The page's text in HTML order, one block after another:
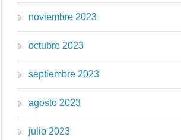
noviembre 2023
octubre 2023
septiembre 2023
agosto 2023
julio 2023